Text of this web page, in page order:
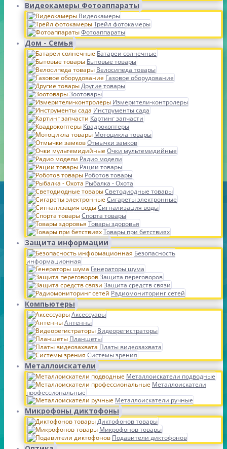
Видеокамеры Фотоаппараты
Видеокамеры
Трейл фотокамеры
Фотоаппараты
Дом - Семья
Батареи солнечные
Бытовые товары
Велосипеда товары
Газовое оборудование
Другие товары
Зоотовары
Измерители-контролеры
Инструменты сада
Картинг запчасти
Квадрокоптеры
Мотоцикла товары
Отмычки замков
Очки мультемидийные
Радио модели
Рации товары
Роботов товары
Рыбалка - Охота
Светодиодные товары
Сигареты электронные
Сигнализация воды
Спорта товары
Товары здоровья
Товары при бетствиях
Защита информации
Безопасность
информационная
Генераторы шума
Защита переговоров
Защита средств связи
Радиомониторинг сетей
Компьютеры
Аксессуары
Антенны
Видеорегистраторы
Планшеты
Платы видеозахвата
Системы зрения
Металлоискатели
Металлоискатели подводные
Металлоискатели
профессиональные
Металлоискатели ручные
Микрофоны диктофоны
Диктофонов товары
Микрофонов товары
Подавители диктофонов